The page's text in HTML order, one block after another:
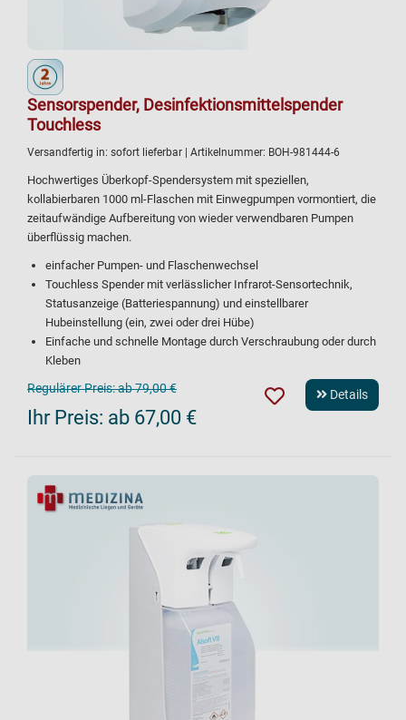
Sensorspender, Desinfektionsmittelspender
Touchless
Versandfertig in: sofort lieferbar | Artikelnummer: BOH-981444-6
Hochwertiges Überkopf-Spendersystem mit speziellen,
kollabierbaren 1000 ml-Flaschen mit Einwegpumpen vormontiert, die
zeitaufwändige Aufbereitung von wieder verwendbaren Pumpen
überflüssig machen.
einfacher Pumpen- und Flaschenwechsel
Touchless Spender mit verlässlicher Infrarot-Sensortechnik,
Statusanzeige (Batteriespannung) und einstellbarer
Hubeinstellung (ein, zwei oder drei Hübe)
Einfache und schnelle Montage durch Verschraubung oder durch
Kleben
Regulärer Preis:ab 79,00 €
Ihr Preis: ab 67,00 €
Details